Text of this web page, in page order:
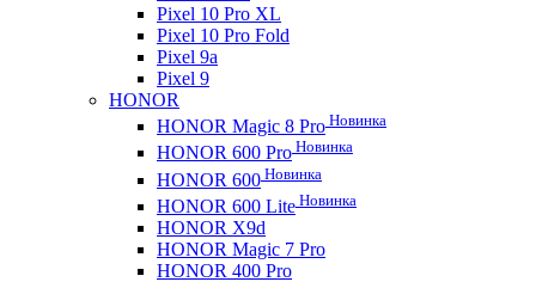
Pixel 10 Pro XL
Pixel 10 Pro Fold
Pixel 9a
Pixel 9
HONOR
HONOR Magic 8 Pro Новинка
HONOR 600 Pro Новинка
HONOR 600 Новинка
HONOR 600 Lite Новинка
HONOR X9d
HONOR Magic 7 Pro
HONOR 400 Pro